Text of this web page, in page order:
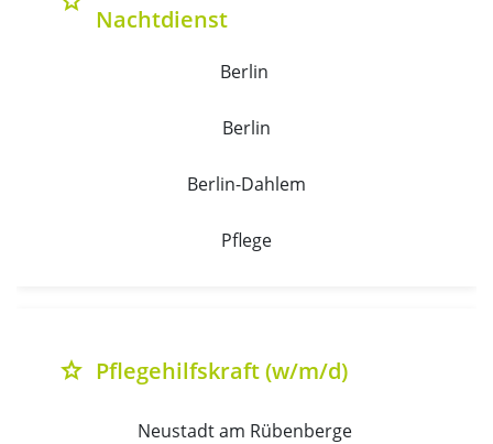
Nachtdienst
Berlin
Berlin
Berlin-Dahlem
Pflege
grade Pflegehilfskraft (w/m/d)
Neustadt am Rübenberge